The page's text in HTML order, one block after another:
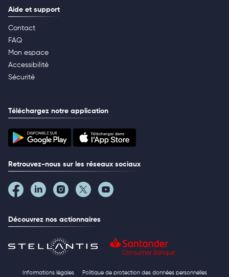
Aide et support
Contact
FAQ
Mon espace
Accessibilité
Sécurité
Téléchargez notre application
Retrouvez-nous sur les réseaux sociaux
Découvrez nos actionnaires
Informations légales Politique de protection des données personnelles